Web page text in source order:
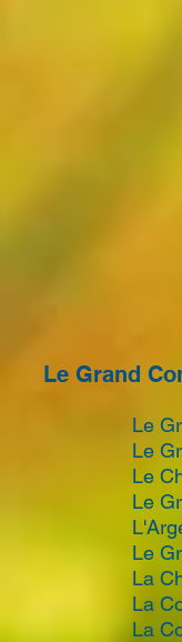
Le Grand
Le
Le
Le
Le
Le
La
La
La